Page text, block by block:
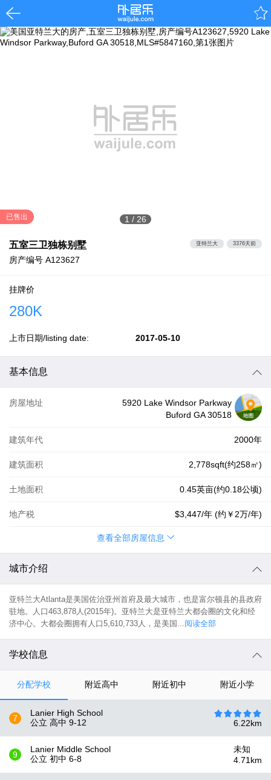
1 / 26
已售出
五室三卫独栋别墅
房产编号 A123627
亚特兰大 3376天前
挂牌价
280K
上市日期/listing date: 2017-05-10
基本信息
房屋地址
5920 Lake Windsor Parkway
Buford GA 30518
建筑年代 2000年
建筑面积 2,778sqft(约258㎡)
土地面积 0.45英亩(约0.18公顷)
地产税 $3,447/年 (约 ￥2万/年)
查看全部房屋信息
城市介绍
亚特兰大Atlanta是美国佐治亚州首府及最大城市，也是富尔顿县的县政府
驻地。人口463,878人(2015年)。亚特兰大是亚特兰大都会圈的文化和经
济中心。大都会圈拥有人口5,610,733人，是美国...阅读全部
学校信息
分配学校 附近高中 附近初中 附近小学
7
Lanier High School
公立 高中 9-12 6.22km
9
Lanier Middle School
公立 初中 6-8
未知
4.71 km